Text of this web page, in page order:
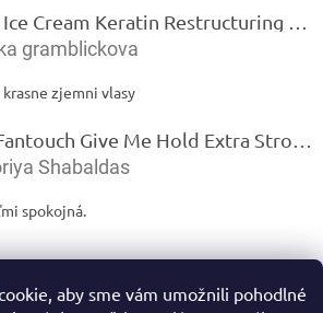
aby sme vám umožnili pohodlné
produktu je 5 z 5 hviezdičiek.
gramblickova
zjemni vlasy
produktu je 5 z 5 hviezdičiek.
Shabaldas
spokojná.